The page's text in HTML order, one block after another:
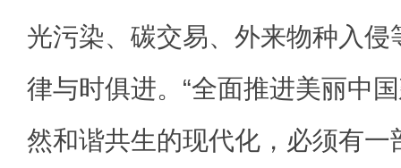
光污染、碳交易、外来物种入
律与时俱进。“全面推进美丽中
然和谐共生的现代化，必须有一